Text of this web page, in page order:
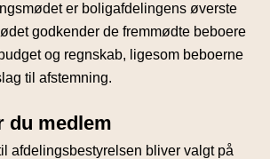
er boligafdelingens øverste
godkender de fremmødte beboere
og regnskab, ligesom beboerne
til afstemning.
du medlem
afdelingsbestyrelsen bliver valgt på